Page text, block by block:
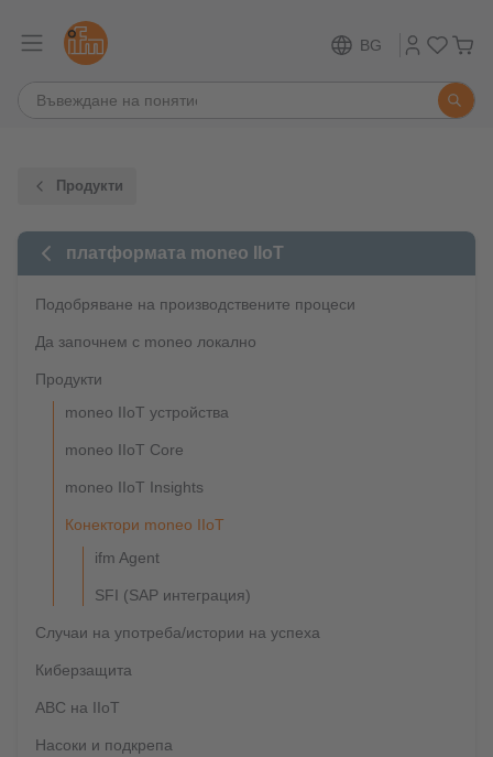
BG
Продукти
платформата moneo IIoT
Подобряване на производствените процеси
Да започнем с moneo локално
Продукти
moneo IIoT устройства
moneo IIoT Core
moneo IIoT Insights
Конектори moneo IIoT
ifm Agent
SFI (SAP интеграция)
Случаи на употреба/истории на успеха
Киберзащита
ABC на IIoT
Насоки и подкрепа